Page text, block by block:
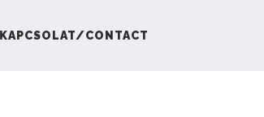
KAPCSOLAT/CONTACT